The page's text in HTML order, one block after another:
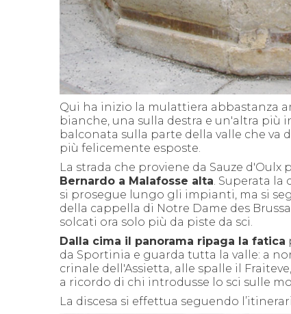
Qui ha inizio la mulattiera abbastanza
bianche, una sulla destra e un'altra più
balconata sulla parte della valle che va
più felicemente esposte.
La strada che proviene da Sauze
Bernardo a Malafosse alta . Superata
si prosegue lungo gli impianti, ma si
della cappella di Notre Dame des
solcati ora solo più da piste da sci.
Dalla cima il panorama ripaga la fatica
da Sportinia e guarda tutta la valle: a
crinale dell'Assietta, alle spalle il
a ricordo di chi introdusse lo sci sulle
La discesa si effettua seguendo